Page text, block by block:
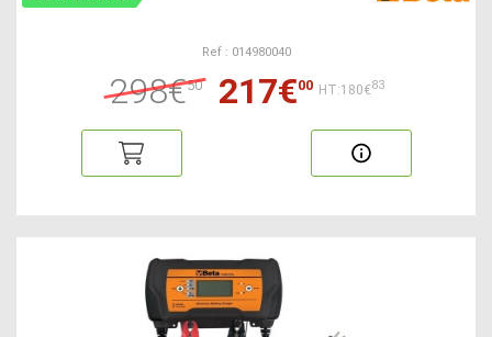
Ref : 014980040
298€50 217€00 HT:180€83